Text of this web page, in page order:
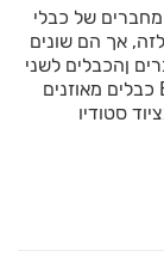
של כבלי
אך הם שונים
ןהכבלים לשני
סוגים. כבלי אודיו מאוזנים | Balanced Cables כבלים מאוזנים
סטודיו